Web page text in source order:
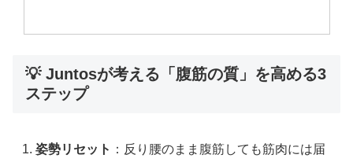
💡 Juntosが考える「腹筋の質」を高める3
ステップ
姿勢リセット ：反り腰のまま腹筋しても筋肉には届